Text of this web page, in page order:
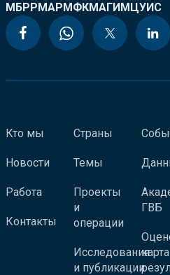
МБРРМАРМФКМАГИМЦУИС
Кто мы
Новости
Работа
Контакты
Страны
Темы
Проекты
и
операции
Исследования
и публикации
ГВБ
карта